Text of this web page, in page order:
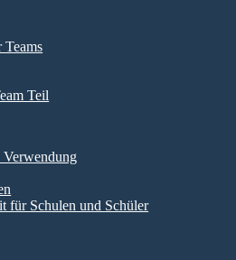
Teams
Teil
für Schulen und Schüler